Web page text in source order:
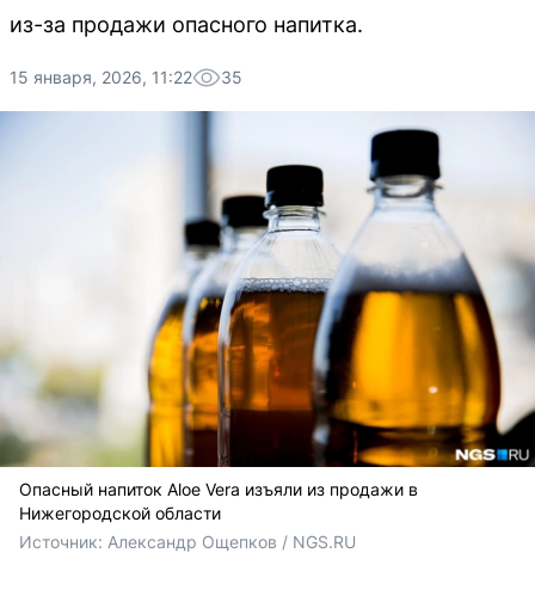
из-за продажи опасного напитка.
15 января, 2026, 11:22 35
Опасный напиток Aloe Vera изъяли из продажи в
Нижегородской области
Источник: Александр Ощепков / NGS.RU